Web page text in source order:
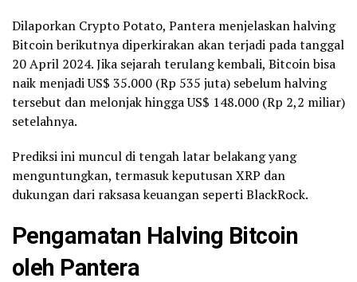
Dilaporkan Crypto Potato, Pantera menjelaskan halving
Bitcoin berikutnya diperkirakan akan terjadi pada tanggal
20 April 2024. Jika sejarah terulang kembali, Bitcoin bisa
naik menjadi US$ 35.000 (Rp 535 juta) sebelum halving
tersebut dan melonjak hingga US$ 148.000 (Rp 2,2 miliar)
setelahnya.
Prediksi ini muncul di tengah latar belakang yang
menguntungkan, termasuk keputusan XRP dan
dukungan dari raksasa keuangan seperti BlackRock.
Pengamatan Halving Bitcoin
oleh Pantera